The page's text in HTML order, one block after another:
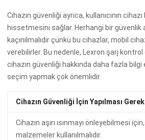
Cihazın güvenliği ayrıca, kullanıcının
hissetmesini sağlar. Herhangi bir güvenlik
kaçınılmalıdır çünkü bu cihazlar, mobil
verebilirler. Bu nedenle, Lexron şarj kontrol
cihazın güvenliği hakkında daha fazla
seçim yapmak çok önemlidir.
Cihazın Güvenliği İçin Yapılması
Cihazın aşırı ısınmayı önleyebilmesi
malzemeler kullanılmalıdır.